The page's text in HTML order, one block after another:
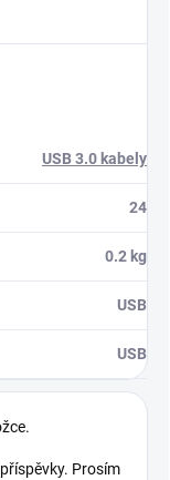
USB 3.0 kabely
24
0.2 kg
USB
USB
Prosím